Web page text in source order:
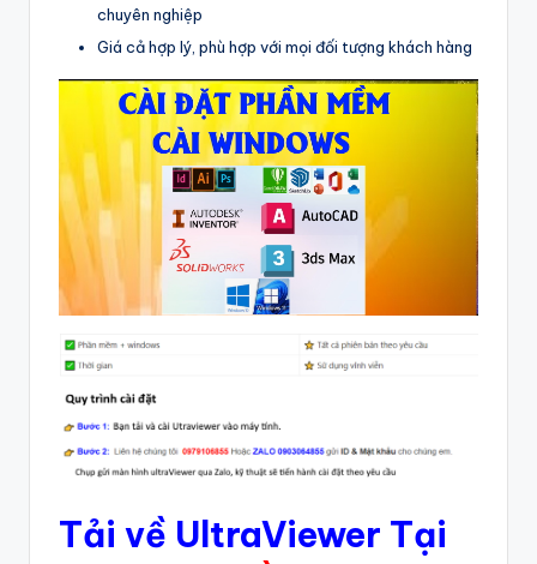
chuyên nghiệp
Giá cả hợp lý, phù hợp với mọi đối tượng khách hàng
Tải về UltraViewer Tại